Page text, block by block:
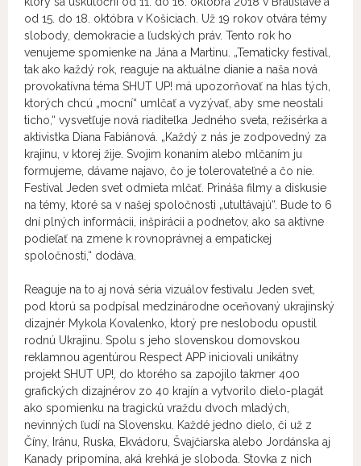
od 15. do 18. októbra v Košiciach. Už 19 rokov otvára témy
slobody, demokracie a ľudských práv. Tento rok ho
venujeme spomienke na Jána a Martinu. „Tematicky festival,
tak ako každý rok, reaguje na aktuálne dianie a naša nová
provokatívna téma SHUT UP! má upozorňovať na hlas tých,
ktorých chcú „mocní“ umlčať a vyzývať, aby sme neostali
ticho,“ vysvetľuje nová riaditeľka Jedného sveta, režisérka a
aktivistka Diana Fabiánová. „Každý z nás je zodpovedný za
krajinu, v ktorej žije. Svojim konaním alebo mlčaním ju
formujeme, dávame najavo, čo je tolerovateľné a čo nie.
Festival Jeden svet odmieta mlčať. Prináša filmy a diskusie
na témy, ktoré sa v našej spoločnosti „utultávajú“. Bude to 6
dní plných informácii, inšpirácii a podnetov, ako sa aktívne
podieľať na zmene k rovnoprávnej a empatickej
spoločnosti,“ dodáva.
Reaguje na to aj nová séria vizuálov festivalu Jeden svet,
pod ktorú sa podpísal medzinárodne oceňovaný ukrajinský
dizajnér Mykola Kovalenko, ktorý pre neslobodu opustil
rodnú Ukrajinu. Spolu s jeho slovenskou domovskou
reklamnou agentúrou Respect APP iniciovali unikátny
projekt SHUT UP!, do ktorého sa zapojilo takmer 400
grafických dizajnérov zo 40 krajín a vytvorilo dielo-plagát
ako spomienku na tragickú vraždu dvoch mladých,
nevinných ľudí na Slovensku. Každé jedno dielo, či už z
Číny, Iránu, Ruska, Ekvádoru, Švajčiarska alebo Jordánska aj
Kanady pripomína, aká krehká je sloboda. Stovka z nich